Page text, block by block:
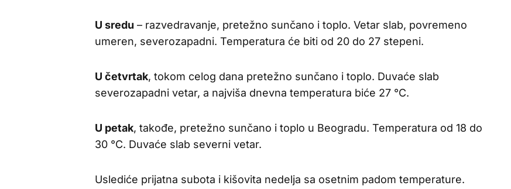
U sredu – razvedravanje, pretežno sunčano i toplo. Vetar slab, povremeno
umeren, severozapadni. Temperatura će biti od 20 do 27 stepeni.
U četvrtak, tokom celog dana pretežno sunčano i toplo. Duvaće slab
severozapadni vetar, a najviša dnevna temperatura biće 27 °C.
U petak, takođe, pretežno sunčano i toplo u Beogradu. Temperatura od 18 do
30 °C. Duvaće slab severni vetar.
Uslediće prijatna subota i kišovita nedelja sa osetnim padom temperature.